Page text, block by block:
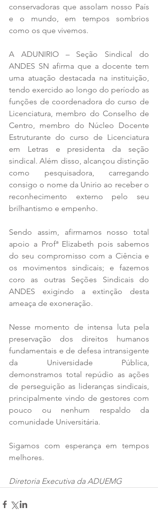
conservadoras que assolam nosso País
e o mundo, em tempos sombrios
como os que vivemos.
A ADUNIRIO – Seção Sindical do
ANDES SN afirma que a docente tem
uma atuação destacada na instituição,
tendo exercido ao longo do período as
funções de coordenadora do curso de
Licenciatura, membro do Conselho de
Centro, membro do Núcleo Docente
Estruturante do curso de Licenciatura
em Letras e presidenta da seção
sindical. Além disso, alcançou distinção
como pesquisadora, carregando
consigo o nome da Unirio ao receber o
reconhecimento externo pelo seu
brilhantismo e empenho.
Sendo assim, afirmamos nosso total
apoio a Profª Elizabeth pois sabemos
do seu compromisso com a Ciência e
os movimentos sindicais; e fazemos
coro as outras Seções Sindicais do
ANDES exigindo a extinção desta
ameaça de exoneração.
Nesse momento de intensa luta pela
preservação dos direitos humanos
fundamentais e de defesa intransigente
da Universidade Pública,
demonstramos total repúdio as ações
de perseguição as lideranças sindicais,
principalmente vindo de gestores com
pouco ou nenhum respaldo da
comunidade Universitária.
Sigamos com esperança em tempos
melhores.
Diretoria Executiva da ADUEMG